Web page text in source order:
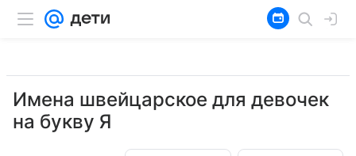
Имена швейцарское для девочек
на букву Я